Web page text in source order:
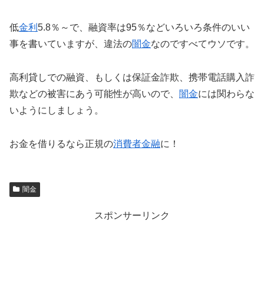
低金利 5.8％～で、融資率は95％などいろいろ条件のいい
事を書いていますが、違法の闇金なのですべてウソです。
高利貸しでの融資、もしくは保証金詐欺、携帯電話購入詐
欺などの被害にあう可能性が高いので、 闇金には関わらな
いようにしましょう。
お金を借りるなら正規の消費者金融に！
闇金
スポンサーリンク